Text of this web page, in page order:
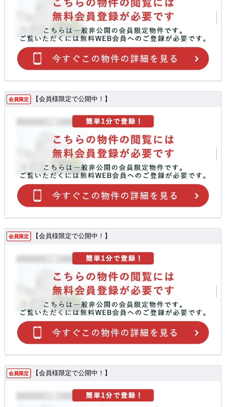
会員限定 【会員様限定で公開中！】
会員限定 【会員様限定で公開中！】
会員限定 【会員様限定で公開中！】